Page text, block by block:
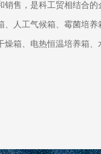
售，是科工贸相结合
人工气候箱、霉菌培养
燥箱、电热恒温培养箱、